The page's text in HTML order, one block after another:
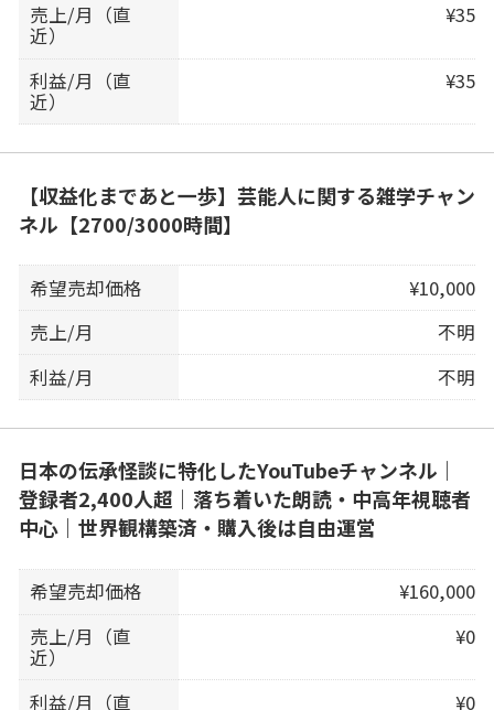
売上/月（直
近）
¥35
利益/月（直
近）
¥35
【収益化まであと一歩】芸能人に関する雑学チャン
ネル【2700/3000時間】
希望売却価格
¥10,000
売上/月
不明
利益/月
不明
日本の伝承怪談に特化したYouTubeチャンネル｜
登録者2,400人超｜落ち着いた朗読・中高年視聴者
中心｜世界観構築済・購入後は自由運営
希望売却価格
¥160,000
売上/月（直
近）
¥0
利益/月（直 ¥0